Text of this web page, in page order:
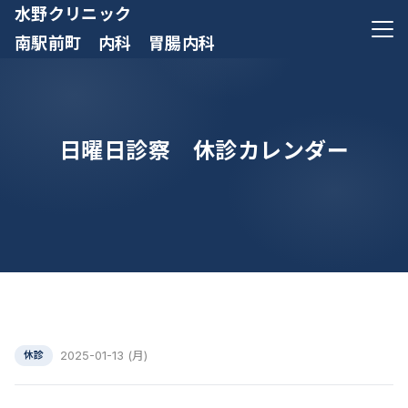
水野クリニック
南駅前町 内科 胃腸内科
メニ
日曜日診察 休診カレンダー
休診 2025-01-13 (月)